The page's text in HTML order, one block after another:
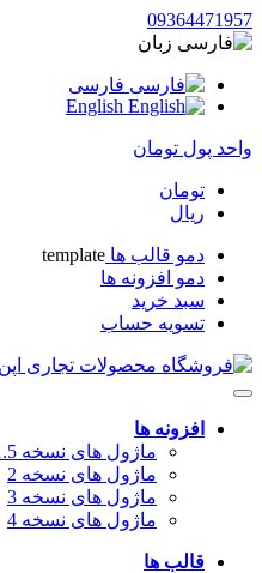
09364471957
زبان
فارسی
واحد پول تومان
تومان
ریال
دمو قالب ها template
دمو افزونه ها
سبد خرید
تسویه حساب
افزونه ها
ماژول های نسخه 1.5
ماژول های نسخه 2
ماژول های نسخه 3
ماژول های نسخه 4
قالب ها